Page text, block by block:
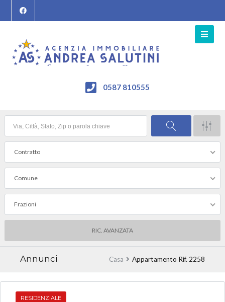
0587 810555
Contratto
Comune
Frazioni
RIC. AVANZATA
Annunci Casa Appartamento Rif. 2258
RESIDENZIALE